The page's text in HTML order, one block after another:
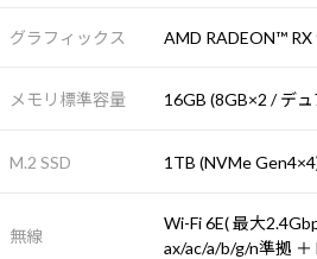
グラフィックス AMD RADEON™ RX
メモリ標準容量 16GB (8GB×2 / デ
M.2 SSD 1TB (NVMe
無線
Wi-Fi 6E( 最大
ax/ac/a/b/g/n準拠